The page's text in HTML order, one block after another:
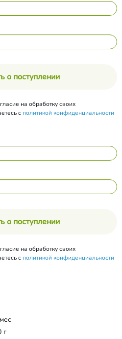
о поступлении
на обработку своих
с политикой конфиденциальности
о поступлении
на обработку своих
с политикой конфиденциальности
г